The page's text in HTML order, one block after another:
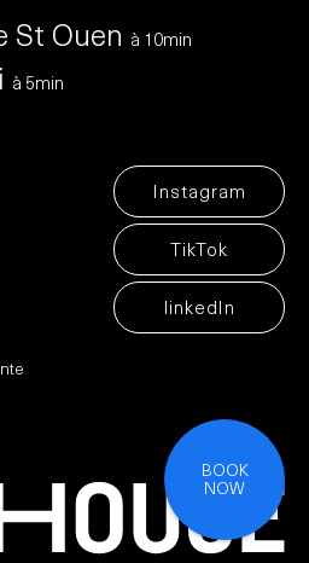
BOOK
NOW
St Ouen à 10min
à 5min
Instagram
TikTok
linkedIn